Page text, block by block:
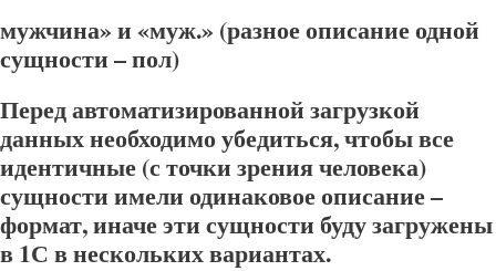
мужчина» и «муж.» (разное описание одной
сущности – пол)
Перед автоматизированной загрузкой
данных необходимо убедиться, чтобы все
идентичные (с точки зрения человека)
сущности имели одинаковое описание –
формат, иначе эти сущности буду загружены
в 1С в нескольких вариантах.